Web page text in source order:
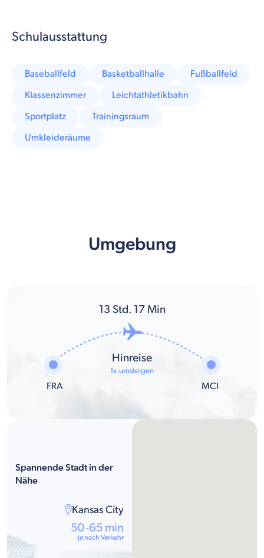
Schulausstattung
Baseballfeld Basketballhalle
Fußballfeld
Klassenzimmer
Leichtathletikbahn
Sportplatz
Trainingsraum
Umkleideräume
Umgebung
13 Std. 17Min
FRA
Hinreise
1x umsteigen
MCI
Spannende Stadt in der
Nähe
Kansas City
50-65 min
je nach Verkehr